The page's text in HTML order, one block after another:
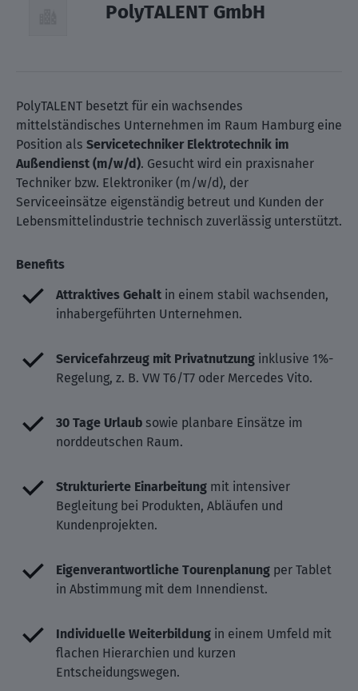
PolyTALENT GmbH
PolyTALENT besetzt für ein wachsendes
mittelständisches Unternehmen im Raum Hamburg eine
Position als Servicetechniker Elektrotechnik im
Außendienst (m/w/d). Gesucht wird ein praxisnaher
Techniker bzw. Elektroniker (m/w/d), der
Serviceeinsätze eigenständig betreut und Kunden der
Lebensmittelindustrie technisch zuverlässig unterstützt.
Benefits
Attraktives Gehalt in einem stabil wachsenden,
inhabergeführten Unternehmen.
Servicefahrzeug mit Privatnutzung inklusive 1%-
Regelung, z. B. VW T6/T7 oder Mercedes Vito.
30 Tage Urlaub sowie planbare Einsätze im
norddeutschen Raum.
Strukturierte Einarbeitung mit intensiver
Begleitung bei Produkten, Abläufen und
Kundenprojekten.
Eigenverantwortliche Tourenplanung per Tablet
in Abstimmung mit dem Innendienst.
Individuelle Weiterbildung in einem Umfeld mit
flachen Hierarchien und kurzen
Entscheidungswegen.